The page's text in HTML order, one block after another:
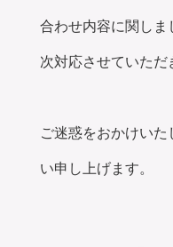
合わせ内容に関し
次対応させていただ
ご迷惑をおかけい
い申し上げます。